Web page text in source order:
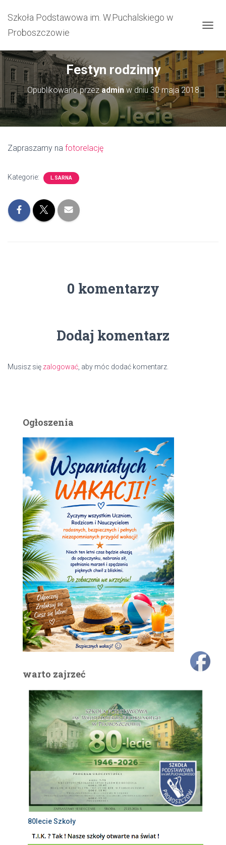
Szkoła Podstawowa im. W.Puchalskiego w
Proboszczowie
Festyn rodzinny
Opublikowano przezadminw dniu30 maja 2018
Zapraszamy na fotorelację
Kategorie: L.SARNA
0 komentarzy
Dodaj komentarz
Musisz się zalogować , aby móc dodać komentarz.
Ogłoszenia
warto zajrzeć
80lecie Szkoły